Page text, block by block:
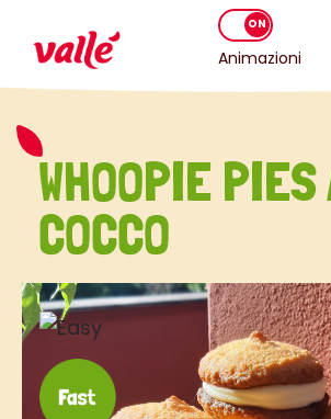
Animazioni
WHOOPIE
COCCO